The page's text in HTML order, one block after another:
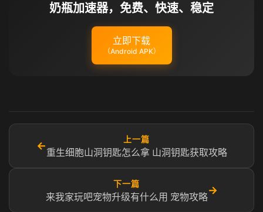
奶瓶加速器，免费、快速、稳定
立即下载
（Android APK）
←
上一篇
重生细胞山洞钥匙怎么拿 山洞钥匙获取攻略
下一篇
来我家玩吧宠物升级有什么用 宠物攻略
→